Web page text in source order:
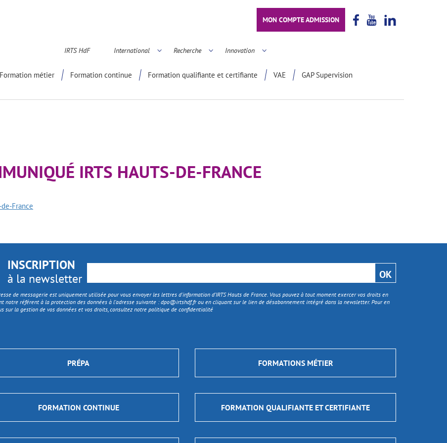
MON COMPTE ADMISSION
IRTS HdF International Recherche Innovation
Formation métier Formation continue Formation qualifiante et certifiante VAE GAP Supervision
IRTS HAUTS-DE-FRANCE
France
INSCRIPTION
à la newsletter
de messagerie est uniquement utilisée pour vous envoyer les lettres d'information d’IRTS Hauts de France. Vous pouvez à tout moment exercer vos droits en
notre référent à la protection des données à l’adresse suivante :dpo@irtshdf.frou en cliquant sur le lien de désabonnement intégré dans la newsletter. Pour en
sur la gestion de vos données et vos droits, consultez notre politique de confidentialité
PRÉPA FORMATIONS MÉTIER
FORMATION CONTINUE FORMATION QUALIFIANTE ET CERTIFIANTE